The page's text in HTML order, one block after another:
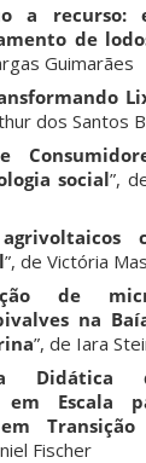
a recurso:
de
Guimarães
dos Santos
social”,
”, de Victória
de
na
”, de Iara
Didática
em Escala
Transição
Fischer